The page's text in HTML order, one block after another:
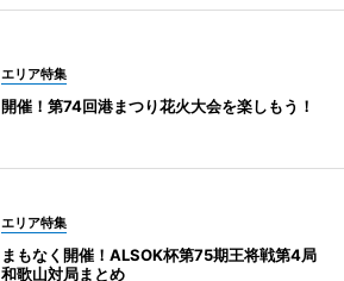
エリア特集
開催！第74回港まつり花火大会を楽しもう！
エリア特集
まもなく開催！ALSOK杯第75期王将戦第4局
和歌山対局まとめ